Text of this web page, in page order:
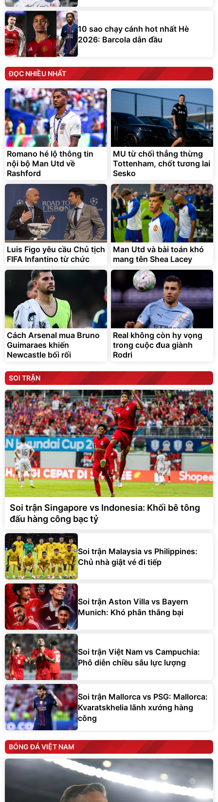
10 sao chạy cánh hot nhất Hè
2026: Barcola dẫn đầu
ĐỌC NHIỀU NHẤT
Romano hé lộ thông tin
nội bộ Man Utd về
Rashford
MU từ chối thẳng thừng
Tottenham, chốt tương lai
Sesko
Luis Figo yêu cầu Chủ tịch
FIFA Infantino từ chức
Man Utd và bài toán khó
mang tên Shea Lacey
Cách Arsenal mua Bruno
Guimaraes khiến
Newcastle bối rối
Real không còn hy vọng
trong cuộc đua giành
Rodri
SOI TRẬN
Soi trận Singapore vs Indonesia: Khối bê tông
đấu hàng công bạc tỷ
Soi trận Malaysia vs Philippines:
Chủ nhà giật vé đi tiếp
Soi trận Aston Villa vs Bayern
Munich: Khó phân thắng bại
Soi trận Việt Nam vs Campuchia:
Phô diễn chiều sâu lực lượng
Soi trận Mallorca vs PSG: Mallorca:
Kvaratskhelia lãnh xướng hàng
công
BÓNG ĐÁ VIỆT NAM